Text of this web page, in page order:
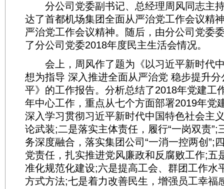
分公司党委副书记、总经理周风同志主
达了首都机场集团全面从严治党工作会议精
严治党工作会议精神。随后，由分公司党委
了分公司党委2018年度民主生活会情况。
会上，周风作了题为《以习近平新时代
想为指导 深入推进全面从严治党 稳步提升
平》的工作报告。分析总结了2018年党建工
年中心工作，重点从七个方面部署2019年党
深入学习贯彻习近平新时代中国特色社会主
论武装;二是落实主体责任，履行“一岗双责”;
务深度融合，落实集团公司“一消一控两创”;
党责任，扎实推进党风廉政和反腐败工作;五
准化规范化建设;六是提高工会、群团工作水
方式方法;七是着力改善民生，增强员工幸福